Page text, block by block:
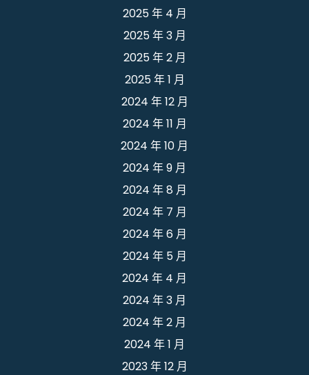
2025 年 4 月
2025 年 3 月
2025 年 2 月
2025 年 1 月
2024 年 12 月
2024 年 11 月
2024 年 10 月
2024 年 9 月
2024 年 8 月
2024 年 7 月
2024 年 6 月
2024 年 5 月
2024 年 4 月
2024 年 3 月
2024 年 2 月
2024 年 1 月
2023 年 12 月